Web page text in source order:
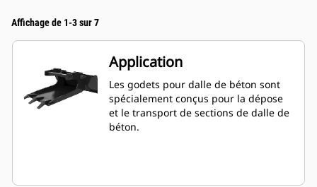
Affichage de 1-3 sur 7
Application
Les godets pour dalle de béton sont
spécialement conçus pour la dépose
et le transport de sections de dalle de
béton.